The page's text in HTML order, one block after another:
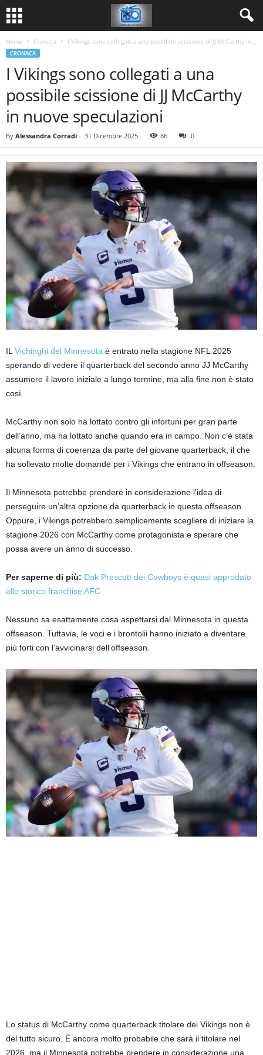
Home Cronaca I Vikings sono collegati a una possibile scissione di JJ McCarthy in...
CRONACA
I Vikings sono collegati a una
possibile scissione di JJ McCarthy
in nuove speculazioni
By Alessandra Corradi - 31 Dicembre 2025 86 0
ILVichinghi del Minnesota è entrato nella stagione NFL 2025
sperando di vedere il quarterback del secondo anno JJ McCarthy
assumere il lavoro iniziale a lungo termine, ma alla fine non è stato
così.
McCarthy non solo ha lottato contro gli infortuni per gran parte
dell’anno, ma ha lottato anche quando era in campo. Non c’è stata
alcuna forma di coerenza da parte del giovane quarterback, il che
ha sollevato molte domande per i Vikings che entrano in offseason.
Il Minnesota potrebbe prendere in considerazione l’idea di
perseguire un’altra opzione da quarterback in questa offseason.
Oppure, i Vikings potrebbero semplicemente scegliere di iniziare la
stagione 2026 con McCarthy come protagonista e sperare che
possa avere un anno di successo.
Per saperne di più: Dak Prescott dei Cowboys è quasi approdato
allo storico franchise AFC
Nessuno sa esattamente cosa aspettarsi dal Minnesota in questa
offseason. Tuttavia, le voci e i brontolii hanno iniziato a diventare
più forti con l’avvicinarsi dell’offseason.
Lo status di McCarthy come quarterback titolare dei Vikings non è
del tutto sicuro. È ancora molto probabile che sarà il titolare nel
2026, ma il Minnesota potrebbe prendere in considerazione una